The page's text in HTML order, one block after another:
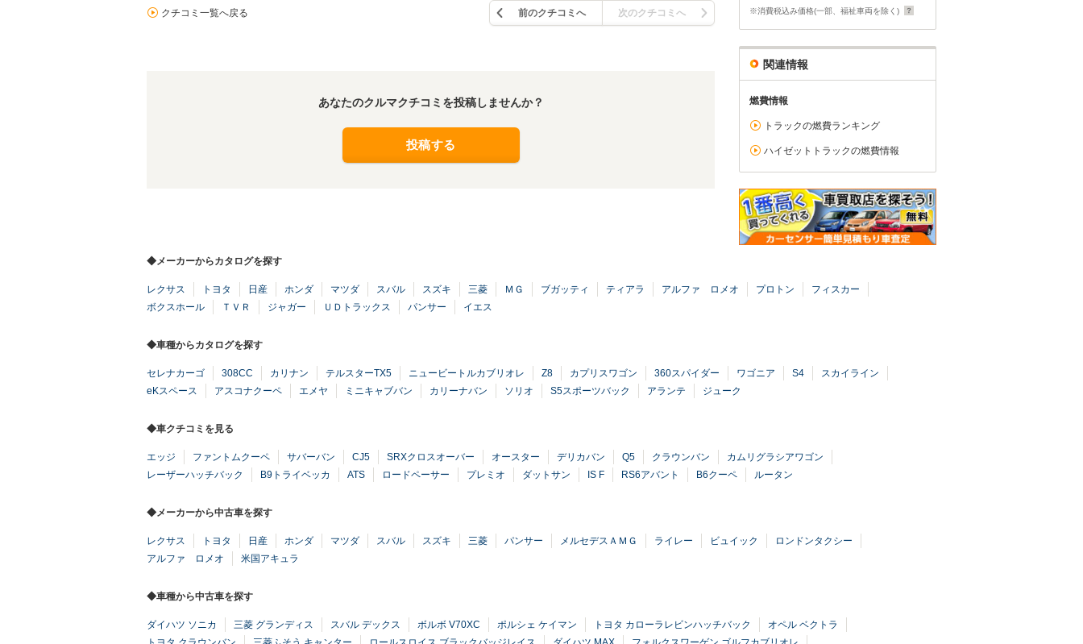
クチコミ一覧へ戻る 前のクチコミへ 次のクチコミへ
あなたのクルマクチコミを投稿しませんか？
投稿する
※消費税込み価格(一部、福祉車両を除く)
関連情報
燃費情報
トラックの燃費ランキング
ハイゼットトラックの燃費情報
◆メーカーからカタログを探す
レクサス トヨタ 日産 ホンダ マツダ スバル スズキ 三菱 ＭＧ ブガッティ ティアラ アルファ ロメオ プロトン
フィスカー
ボクスホール
ＴＶＲ ジャガー ＵＤトラックス パンサー イエス
◆車種からカタログを探す
セレナカーゴ 308CC カリナン テルスターTX5 ニュービートルカブリオレ Z8 カプリスワゴン 360スパイダー ワゴニア S4
スカイライン
eKスペース
アスコナクーペ エメヤ ミニキャブバン カリーナバン ソリオ S5スポーツバック アランテ ジューク
◆車クチコミを見る
エッジ ファントムクーペ サバーバン CJ5 SRXクロスオーバー オースター デリカバン Q5 クラウンバン
カムリグラシアワゴン
レーザーハッチバック
B9トライベッカ ATS ロードペーサー プレミオ ダットサン IS F RS6アバント B6クーペ ルータン
◆メーカーから中古車を探す
レクサス トヨタ 日産 ホンダ マツダ スバル スズキ 三菱 パンサー メルセデスＡＭＧ ライレー ビュイック
ロンドンタクシー
アルファ ロメオ
米国アキュラ
◆車種から中古車を探す
ダイハツ ソニカ 三菱 グランディス スバル デックス ボルボ V70XC ポルシェ ケイマン トヨタ カローラレビンハッチバック
オペル ベクトラ